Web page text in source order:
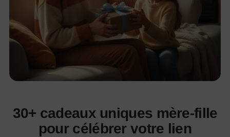
30+ cadeaux uniques mère-fille
pour célébrer votre lien